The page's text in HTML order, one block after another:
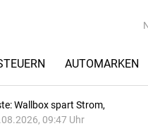
AUTOMARKEN
Wallbox spart Strom,
09:47 Uhr